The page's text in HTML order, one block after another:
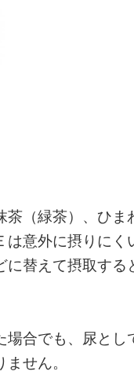
茶（緑茶）、ひま
意外に摂りにく
替えて摂取する
合でも、尿とし
せん。